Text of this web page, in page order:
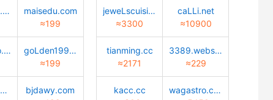
quantwind.com
maisedu.com
≈199
Lucky-bao.top
goLden1999.com
≈199
02472688888.com
bjdawy.com
jeweLscuisine.com
≈3300
caLLi.net
≈10900
tianming.cc
≈2171
3389.website
≈229
kacc.cc
wagastro.com